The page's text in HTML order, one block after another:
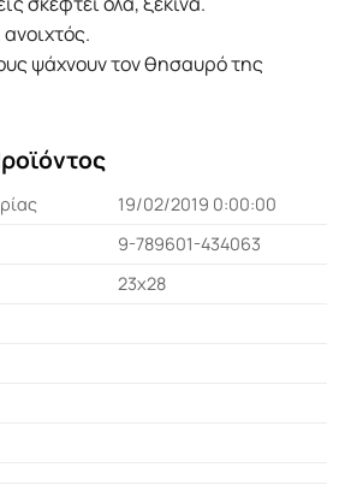
ψάχνουν τον θησαυρό της
19/02/2019 0:00:00
9-789601-434063
23x28